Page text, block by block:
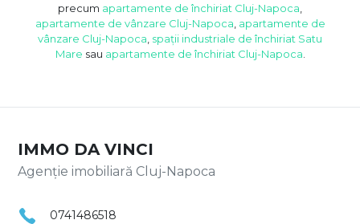
precum apartamente de închiriat Cluj-Napoca
apartamente de vânzare Cluj-Napoca apartamente de
vânzare Cluj-Napoca spații industriale de închiriat Satu
Mare sau apartamente de închiriat Cluj-Napoca
IMMO DA VINCI
Agenție imobiliară Cluj-Napoca
0741486518